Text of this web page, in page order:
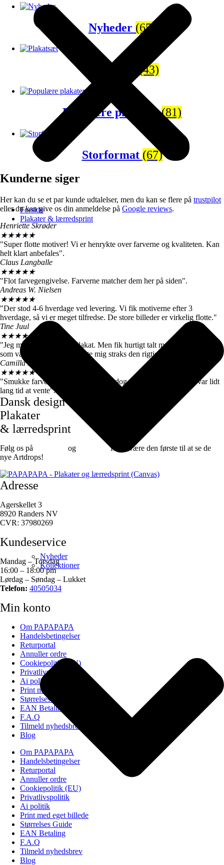
Forside
Plakater & lærredsprint
Nyheder
Kollektioner
Nyheder (65)
(43)
Populære plakater(81)
Storformat (67)
Kunderne siger
Her kan du se et par kunde udtalelser, men du kan se flere på trustpilot
eller du kan give os din anmeldelse på Google reviews.
Henriette Skrøder
★★★★★
"Super flotte motiver! Vi er henrykte over farverne og kvaliteten. Kan
helt klart anbefales".
Claus Langballe
★★★★★
"Flot farvegengivelse. Farverne matcher dem her på siden".
Andreas W. Nielsen
★★★★★
"Der stod 4-6 hverdage ved levering. Vi fik motiverne efter 3
hverdage, så vi er meget tilfredse. De store billeder er virkelig flotte."
Tine Juul
★★★★★
"Jeg modtog en forkert plakat. Men fik hurtigt talt med kundeservice
som var super søde og sendte mig straks den rigtige".
Camilla Høj
★★★★★
"Smukke farver og motiver, de kom dog først efter 7 dage, det var lidt
lang tid at vente".
Dansk design
Plakater
& lærredsprint
Følg os på og instagramfor at være den første til at se de
nye Artdrops!
Adresse
Agerskellet 3
8920 Randers NV
CVR: 37980269
Kundeservice
Mandag – Torsdag
16:00 – 18:00 pm
Lørdag – Søndag – Lukket
Telefon: 40505034
Min konto
Om PAPAPAPA
Handelsbetingelser
Returportal
Annuller ordre
Cookiepolitik (EU)
Privatlivspolitik
Ai politik
Print med eget billede
Størrelses Guide
EAN Betaling
F.A.Q
Tilmeld nyhedsbrev
Blog
Om PAPAPAPA
Handelsbetingelser
Returportal
Annuller ordre
Cookiepolitik (EU)
Privatlivspolitik
Ai politik
Print med eget billede
Størrelses Guide
EAN Betaling
F.A.Q
Tilmeld nyhedsbrev
Blog